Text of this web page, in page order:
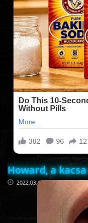
FILMEK (2025-ÖS)
FILMEK (2024-ES)
FILMEK (2023-AS)
FELIRATOS FILMEK
AKCIÓ
Howard, a kacsa
2022.03.14